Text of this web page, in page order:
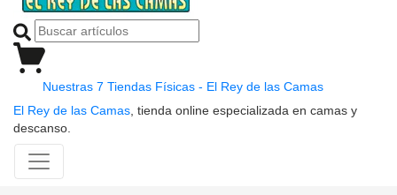
Nuestras 7 Tiendas Físicas - El Rey de las Camas
El Rey de las Camas , tienda online especializada en camas y
descanso.